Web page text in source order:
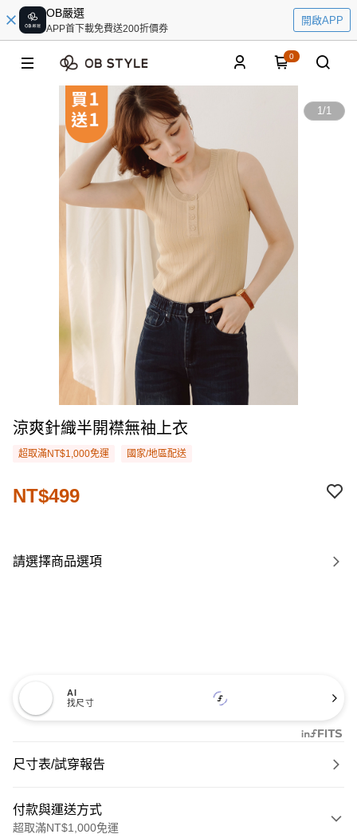
OB嚴選
APP首下載免費送200折價券
開啟APP
0
1/1
涼爽針織半開襟無袖上衣
超取滿NT$1,000免運 國家/地區配送
NT$499
請選擇商品選項
AI
找尺寸
尺寸表/試穿報告
付款與運送方式
超取滿NT$1,000免運